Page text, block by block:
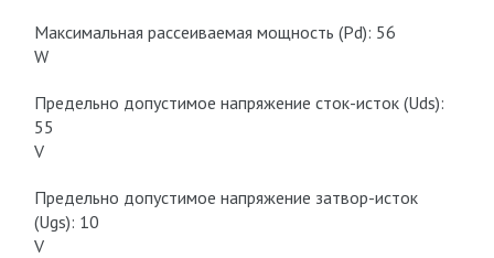
Максимальная рассеиваемая мощность (Pd): 56
W
Предельно допустимое напряжение сток-исток (Uds):
55
V
Предельно допустимое напряжение затвор-исток
(Ugs): 10
V